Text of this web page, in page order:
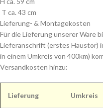
T ca. 43 cm
Lieferung- & Montagekosten
Für die Lieferung unserer Ware
Lieferanschrift (erstes Haustor)
in einem Umkreis von 400km)
Versandkosten hinzu:
Lieferung Umkreis